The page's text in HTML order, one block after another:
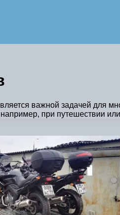
важной задачей для
при путешествии